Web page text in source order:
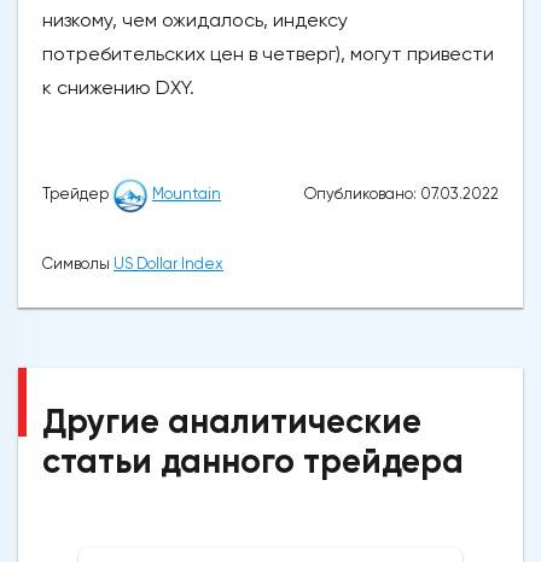
низкому, чем ожидалось, индексу
потребительских цен в четверг), могут привести
к снижению DXY.
Трейдер Mountain Опубликовано: 07.03.2022
Символы US Dollar Index
Другие аналитические
статьи данного трейдера